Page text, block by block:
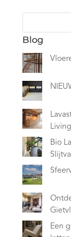
Blog
Living
Bio
Een